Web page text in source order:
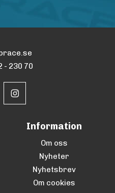
- 230 70
Information
Om oss
Nyheter
Nyhetsbrev
Om cookies